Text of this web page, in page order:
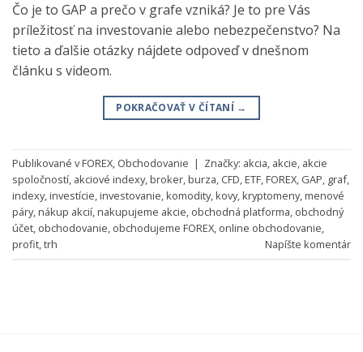
Čo je to GAP a prečo v grafe vzniká? Je to pre Vás
príležitosť na investovanie alebo nebezpečenstvo? Na
tieto a ďalšie otázky nájdete odpoveď v dnešnom
článku s videom.
POKRAČOVAŤ V ČÍTANÍ →
Publikované vFOREX, Obchodovanie | Značky: akcia, akcie, akcie
spoločností, akciové indexy,broker,burza, CFD,ETF,FOREX, GAP, graf,
indexy,investície,investovanie,komodity,kovy,kryptomeny,menové
páry,nákup akcií,nakupujeme akcie, obchodná platforma, obchodný
účet, obchodovanie, obchodujeme FOREX, online obchodovanie,
profit,trh Napíšte komentár